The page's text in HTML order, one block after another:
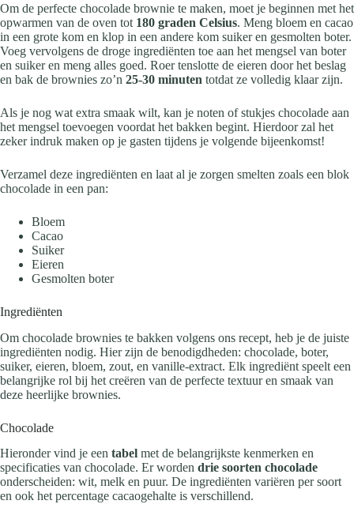
Om de perfecte chocolade brownie te maken, moet je beginnen met het
opwarmen van de oven tot 180 graden Celsius. Meng bloem en cacao
in een grote kom en klop in een andere kom suiker en gesmolten boter.
Voeg vervolgens de droge ingrediënten toe aan het mengsel van boter
en suiker en meng alles goed. Roer tenslotte de eieren door het beslag
en bak de brownies zo’n 25-30 minuten totdat ze volledig klaar zijn.
Als je nog wat extra smaak wilt, kan je noten of stukjes chocolade aan
het mengsel toevoegen voordat het bakken begint. Hierdoor zal het
zeker indruk maken op je gasten tijdens je volgende bijeenkomst!
Verzamel deze ingrediënten en laat al je zorgen smelten zoals een blok
chocolade in een pan:
Bloem
Cacao
Suiker
Eieren
Gesmolten boter
Ingrediënten
Om chocolade brownies te bakken volgens ons recept, heb je de juiste
ingrediënten nodig. Hier zijn de benodigdheden: chocolade, boter,
suiker, eieren, bloem, zout, en vanille-extract. Elk ingrediënt speelt een
belangrijke rol bij het creëren van de perfecte textuur en smaak van
deze heerlijke brownies.
Chocolade
Hieronder vind je een tabel met de belangrijkste kenmerken en
specificaties van chocolade. Er worden drie soorten chocolade
onderscheiden: wit, melk en puur. De ingrediënten variëren per soort
en ook het percentage cacaogehalte is verschillend.